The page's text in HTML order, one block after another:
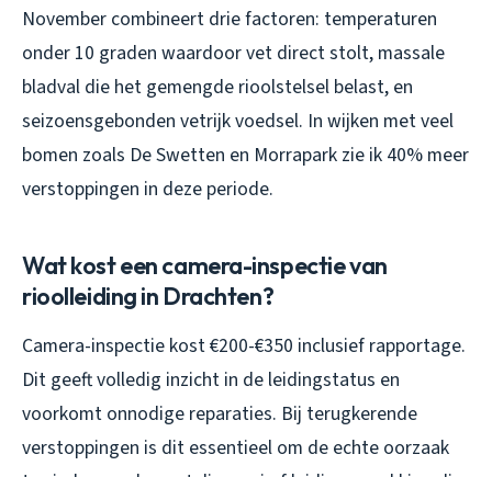
November combineert drie factoren: temperaturen
onder 10 graden waardoor vet direct stolt, massale
bladval die het gemengde rioolstelsel belast, en
seizoensgebonden vetrijk voedsel. In wijken met veel
bomen zoals De Swetten en Morrapark zie ik 40% meer
verstoppingen in deze periode.
Wat kost een camera-inspectie van
rioolleiding in Drachten?
Camera-inspectie kost €200-€350 inclusief rapportage.
Dit geeft volledig inzicht in de leidingstatus en
voorkomt onnodige reparaties. Bij terugkerende
verstoppingen is dit essentieel om de echte oorzaak